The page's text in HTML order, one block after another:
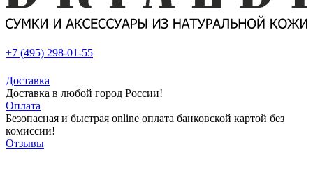
+7 (495) 298-01-55
Доставка
Доставка в любой город России!
Оплата
Безопасная и быстрая online оплата банковской картой без
комиссии!
Отзывы